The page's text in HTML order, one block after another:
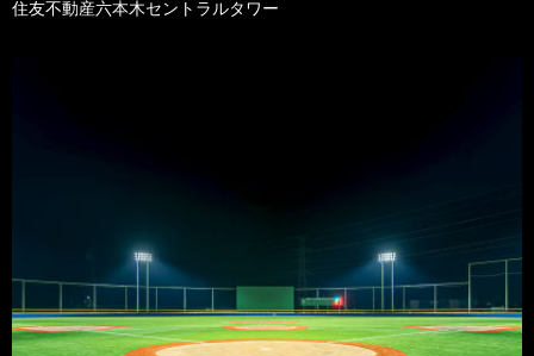
住友不動産六本木セントラルタワー